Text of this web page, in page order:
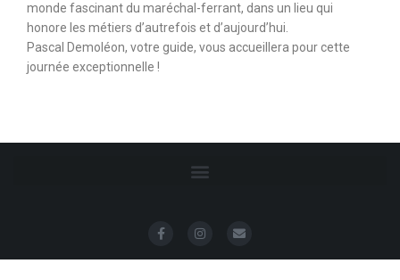
monde fascinant du maréchal-ferrant, dans un lieu qui
honore les métiers d’autrefois et d’aujourd’hui.
Pascal Demoléon, votre guide, vous accueillera pour cette
journée exceptionnelle !